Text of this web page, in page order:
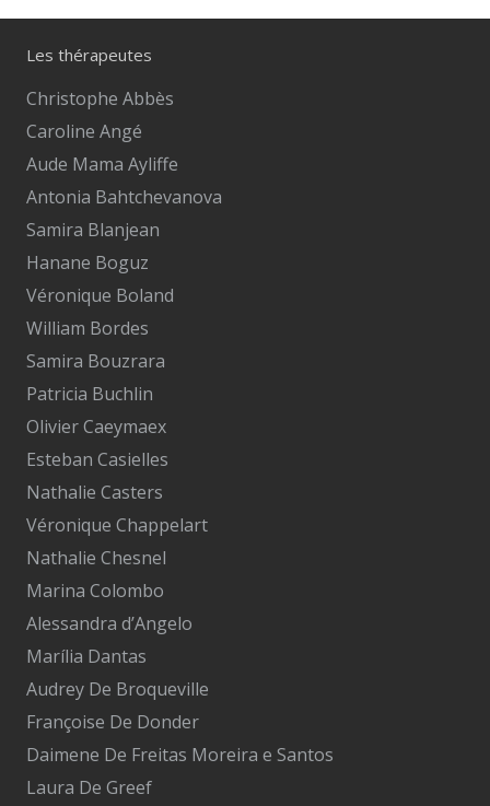
Les thérapeutes
Christophe Abbès
Caroline Angé
Aude Mama Ayliffe
Antonia Bahtchevanova
Samira Blanjean
Hanane Boguz
Véronique Boland
William Bordes
Samira Bouzrara
Patricia Buchlin
Olivier Caeymaex
Esteban Casielles
Nathalie Casters
Véronique Chappelart
Nathalie Chesnel
Marina Colombo
Alessandra d’Angelo
Marília Dantas
Audrey De Broqueville
Françoise De Donder
Daimene De Freitas Moreira e Santos
Laura De Greef